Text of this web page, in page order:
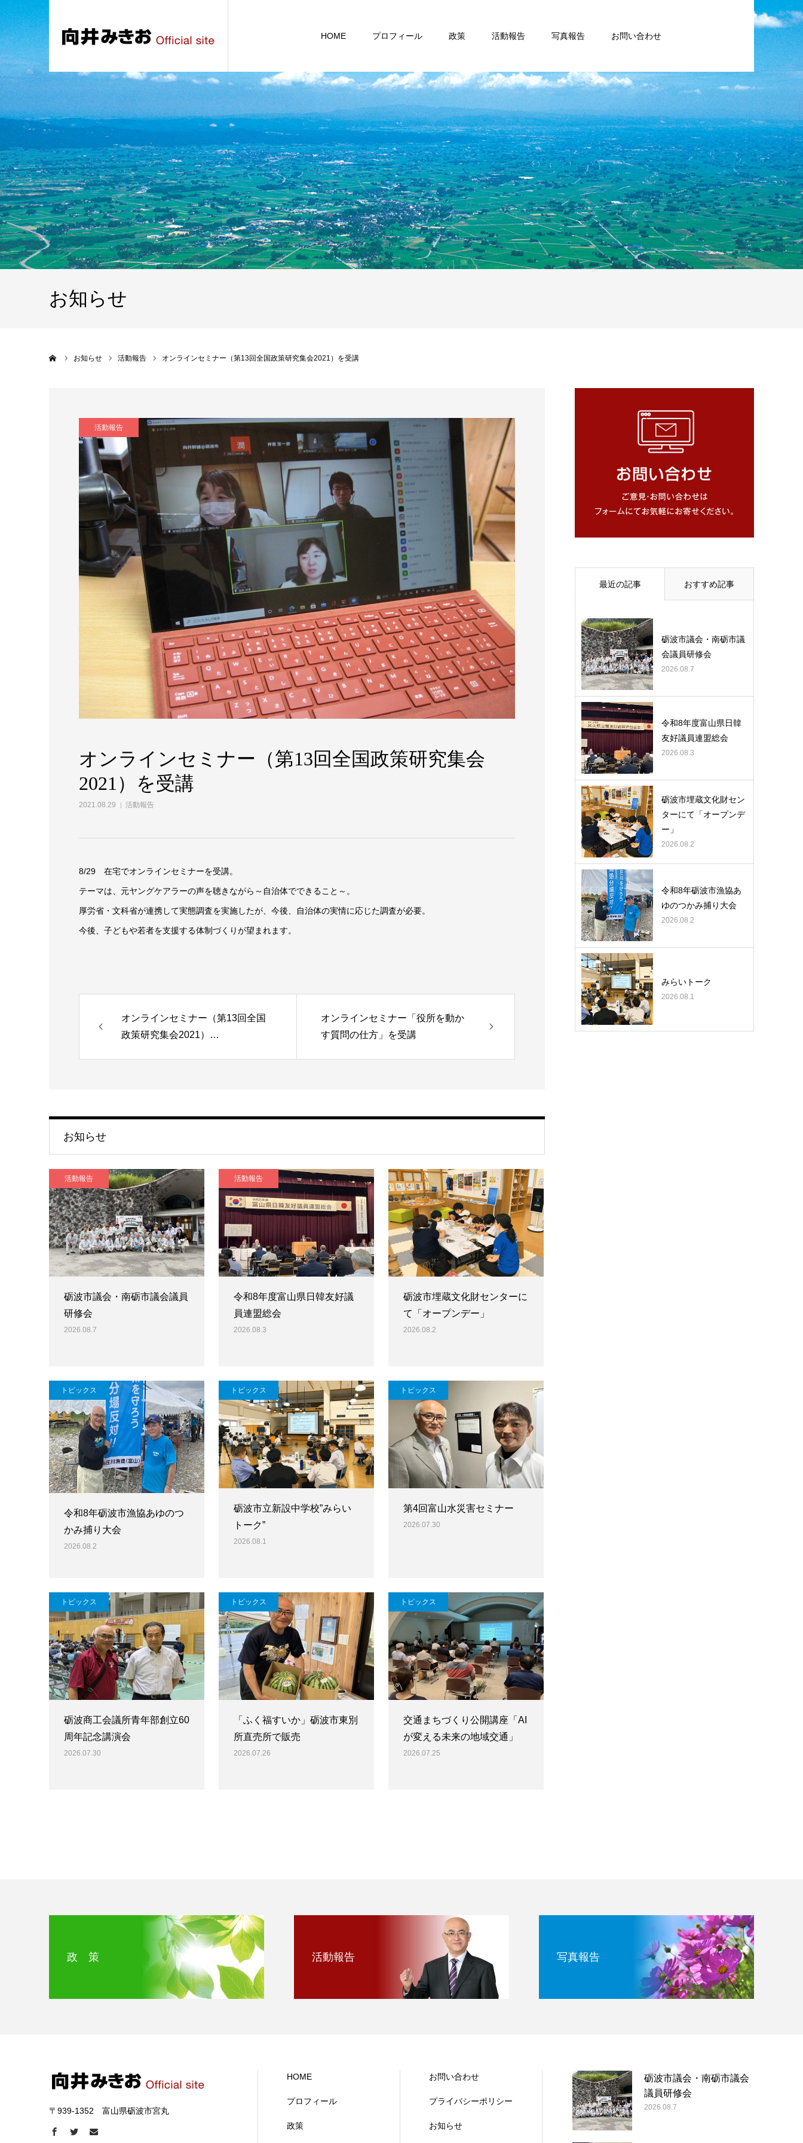
HOME プロフィール 政策 活動報告 写真報告 お問い合わせ
お知らせ
お知らせ 活動報告 オンラインセミナー（第13回全国政策研究集会2021）を受講
活動報告
オンラインセミナー（第13回全国政策研究集会
2021）を受講
2021.08.29 活動報告
8/29 在宅でオンラインセミナーを受講。
テーマは、元ヤングケアラーの声を聴きながら～自治体でできること～。
厚労省・文科省が連携して実態調査を実施したが、今後、自治体の実情に応じた調査が必要。
今後、子どもや若者を支援する体制づくりが望まれます。
オンラインセミナー（第13回全国
政策研究集会2021）…
オンラインセミナー「役所を動か
す質問の仕方」を受講
お知らせ
活動報告
砺波市議会・南砺市議会議員
研修会
2026.08.7
活動報告
令和8年度富山県日韓友好議
員連盟総会
2026.08.3
砺波市埋蔵文化財センターに
て「オープンデー」
2026.08.2
トピックス
令和8年砺波市漁協あゆのつ
かみ捕り大会
2026.08.2
トピックス
砺波市立新設中学校”みらい
トーク”
2026.08.1
トピックス
第4回富山水災害セミナー
2026.07.30
トピックス
砺波商工会議所青年部創立60
周年記念講演会
2026.07.30
トピックス
「ふく福すいか」砺波市東別
所直売所で販売
2026.07.26
トピックス
交通まちづくり公開講座「AI
が変える未来の地域交通」
2026.07.25
最近の記事 おすすめ記事
砺波市議会・南砺市議
会議員研修会
2026.08.7
令和8年度富山県日韓
友好議員連盟総会
2026.08.3
砺波市埋蔵文化財セン
ターにて「オープンデ
ー」
2026.08.2
令和8年砺波市漁協あ
ゆのつかみ捕り大会
2026.08.2
みらいトーク
2026.08.1
政 策 活動報告 写真報告
〒939-1352 富山県砺波市宮丸
HOME
プロフィール
政策
お問い合わせ
プライバシーポリシー
お知らせ
砺波市議会・南砺市議会
議員研修会
2026.08.7